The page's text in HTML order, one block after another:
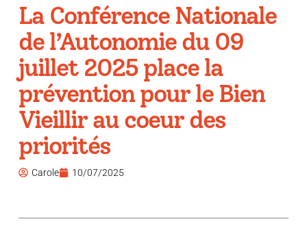
La Conférence Nationale
de l’Autonomie du 09
juillet 2025 place la
prévention pour le Bien
Vieillir au coeur des
priorités
Carole 10/07/2025